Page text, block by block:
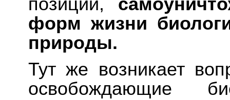
позиций,
форм жизни
природы.
Тут же возникает
освобождающие